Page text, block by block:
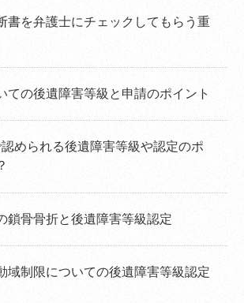
書を弁護士にチェックしてもらう重
ての後遺障害等級と申請のポイント
められる後遺障害等級や認定のポ
鎖骨骨折と後遺障害等級認定
域制限についての後遺障害等級認定